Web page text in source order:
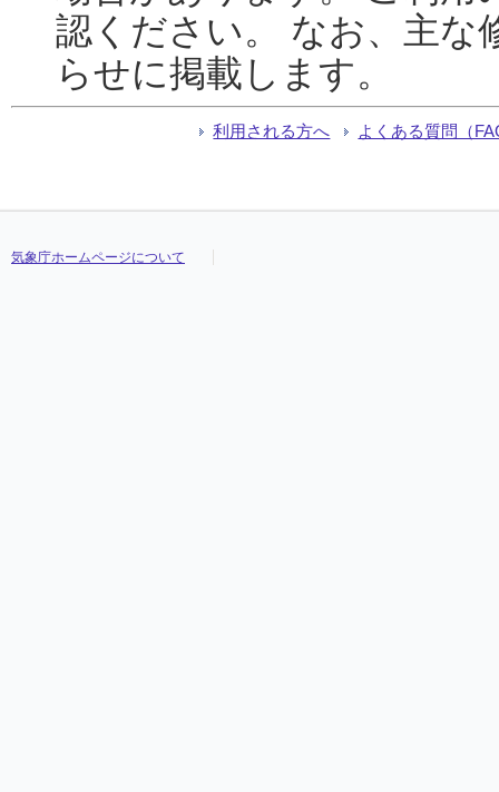
認ください。 なお、主な
らせに掲載します。
利用される方へ よくある質問（
気象庁ホームページについて